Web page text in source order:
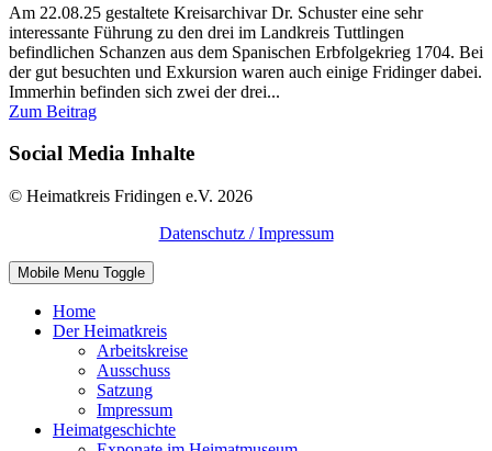
Am 22.08.25 gestaltete Kreisarchivar Dr. Schuster eine sehr
interessante Führung zu den drei im Landkreis Tuttlingen
befindlichen Schanzen aus dem Spanischen Erbfolgekrieg 1704. Bei
der gut besuchten und Exkursion waren auch einige Fridinger dabei.
Immerhin befinden sich zwei der drei...
Zum Beitrag
Social Media Inhalte
© Heimatkreis Fridingen e.V. 2026
Datenschutz / Impressum
Mobile Menu Toggle
Home
Der Heimatkreis
Arbeitskreise
Ausschuss
Satzung
Impressum
Heimatgeschichte